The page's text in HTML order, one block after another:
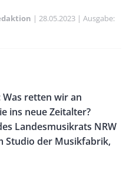
Publikationsdatum
28.05.2023
Ausgabe
retten wir an
ins neue Zeitalter?
Landesmusikrats NRW
Studio der Musikfabrik,